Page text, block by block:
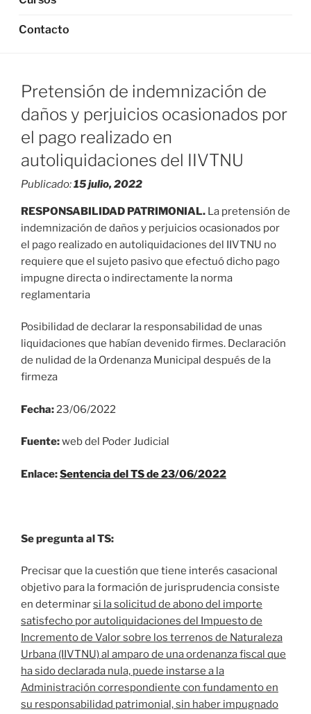
Contacto
Pretensión de indemnización de
daños y perjuicios ocasionados por
el pago realizado en
autoliquidaciones del IIVTNU
Publicado:15 julio, 2022
RESPONSABILIDAD PATRIMONIAL. La pretensión de
indemnización de daños y perjuicios ocasionados por
el pago realizado en autoliquidaciones del IIVTNU no
requiere que el sujeto pasivo que efectuó dicho pago
impugne directa o indirectamente la norma
reglamentaria
Posibilidad de declarar la responsabilidad de unas
liquidaciones que habían devenido firmes. Declaración
de nulidad de la Ordenanza Municipal después de la
firmeza
Fecha: 23/06/2022
Fuente:web del Poder Judicial
Enlace:Sentencia del TS de 23/06/2022
Se pregunta al TS:
Precisar que la cuestión que tiene interés casacional
objetivo para la formación de jurisprudencia consiste
en determinarsi la solicitud de abono del importe
satisfecho por autoliquidaciones del Impuesto de
Incremento de Valor sobre los terrenos de Naturaleza
Urbana (IIVTNU) al amparo de una ordenanza fiscal que
ha sido declarada nula, puede instarse a la
Administración correspondiente con fundamento en
su responsabilidad patrimonial, sin haber impugnado